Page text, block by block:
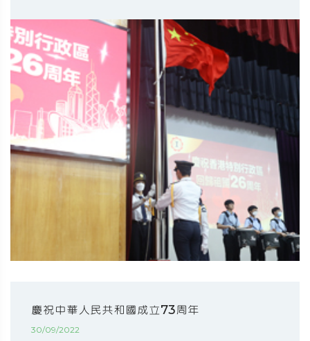
慶祝中華人民共和國成立73周年
30/09/2022